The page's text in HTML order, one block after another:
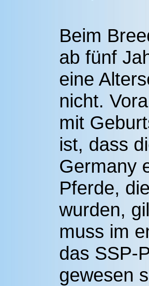
Beim
ab fünf
eine
nicht.
mit
ist, dass
Germany
Pferde,
wurden,
muss im
das SSP-
gewesen